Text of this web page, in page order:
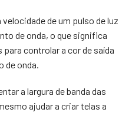
de um pulso de luz
de onda, o que significa
controlar a cor de saída
de onda.
a largura de banda das
ajudar a criar telas a